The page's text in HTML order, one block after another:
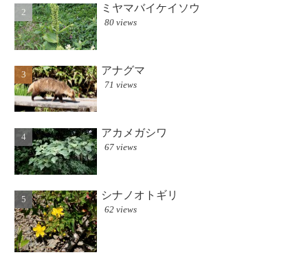
ミヤマバイケイソウ
80 views
アナグマ
71 views
アカメガシワ
67 views
シナノオトギリ
62 views